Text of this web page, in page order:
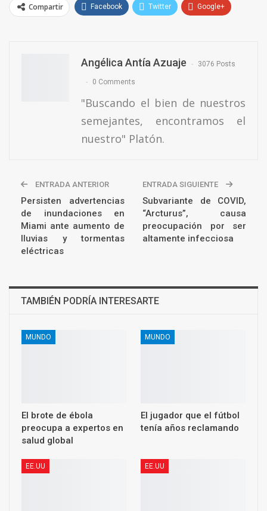
Compartir Facebook Twitter Google+
Angélica Antía Azuaje 3076 Posts
0 Comments
"Buscando el bien de nuestros
semejantes, encontramos el
nuestro" Platón.
ENTRADA ANTERIOR
Persisten advertencias
de inundaciones en
Miami ante aumento de
lluvias y tormentas
eléctricas
ENTRADA SIGUIENTE
Subvariante de COVID,
“Arcturus”, causa
preocupación por ser
altamente infecciosa
TAMBIÉN PODRÍA INTERESARTE
MUNDO
El brote de ébola
preocupa a expertos en
salud global
MUNDO
El jugador que el fútbol
tenía años reclamando
EE.UU EE.UU